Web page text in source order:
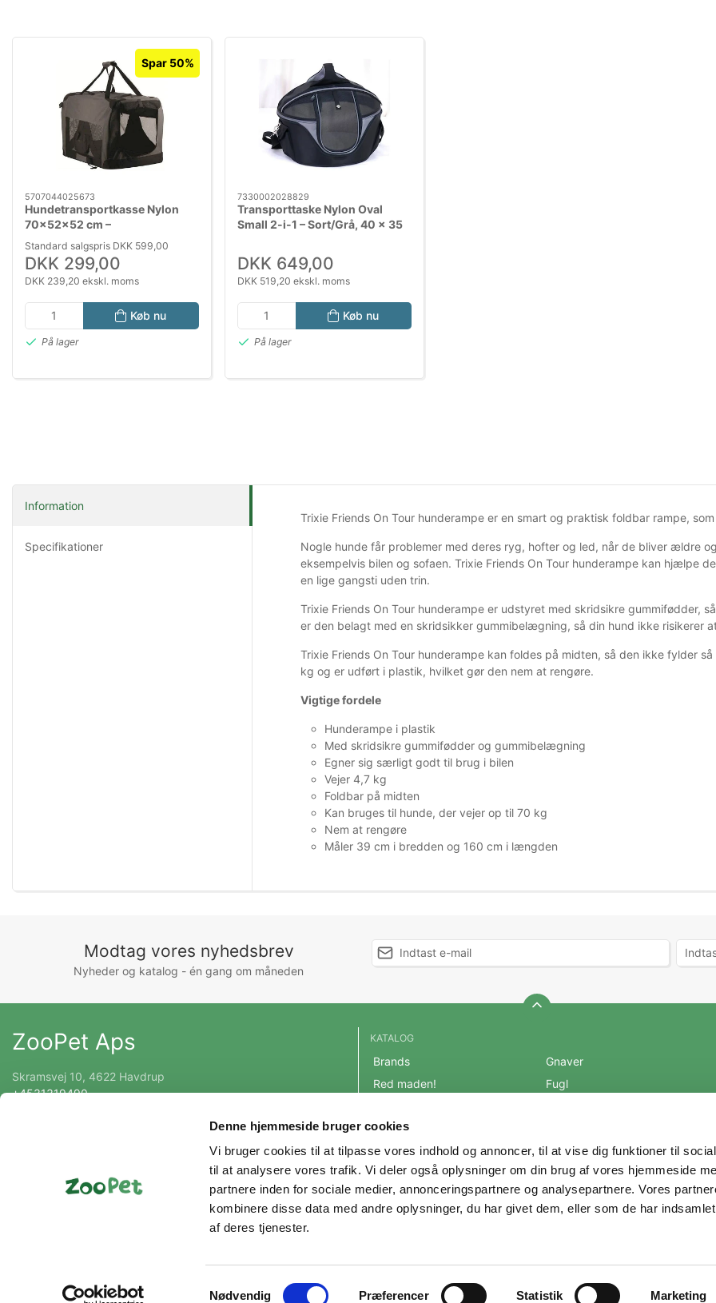
Denne hjemmeside bruger cookies
Vi bruger cookies til at tilpasse vores indhold og annoncer, til at vise dig funktioner til
til at analysere vores trafik. Vi deler også oplysninger om din brug af vores hjemmeside
partnere inden for sociale medier, annonceringspartnere og analysepartnere. Vores
kombinere disse data med andre oplysninger, du har givet dem, eller som de har
af deres tjenester.
Samtykkevalg
Nødvendig Præferencer Statistik Marketing
Spar 50%
5707044025673
Hundetransportkasse Nylon
70×52×52 cm –
Sammenklappelig
Transporttaske med
Stålrørsramme
Standard salgspris DKK 599,00
DKK 299,00
DKK 239,20 ekskl. moms
Køb nu
På lager
7330002028829
Transporttaske Nylon Oval
Small 2-i-1 – Sort/Grå, 40 × 35
DKK 649,00
DKK 519,20 ekskl. moms
Køb nu
På lager
Information
Specifikationer
Trixie Friends On Tour hunderampe er en smart og praktisk foldbar rampe,
Nogle hunde får problemer med deres ryg, hofter og led, når de bliver ældre
eksempelvis bilen og sofaen. Trixie Friends On Tour hunderampe kan
en lige gangsti uden trin.
Trixie Friends On Tour hunderampe er udstyret med skridsikre gummifødder,
er den belagt med en skridsikker gummibelægning, så din hund ikke risikerer
Trixie Friends On Tour hunderampe kan foldes på midten, så den ikke fylder
kg og er udført i plastik, hvilket gør den nem at rengøre.
Vigtige fordele
Hunderampe i plastik
Med skridsikre gummifødder og gummibelægning
Egner sig særligt godt til brug i bilen
Vejer 4,7 kg
Foldbar på midten
Kan bruges til hunde, der vejer op til 70 kg
Nem at rengøre
Måler 39 cm i bredden og 160 cm i længden
Modtag vores nyhedsbrev
Nyheder og katalog - én gang om måneden
ZooPet Aps
Skramsvej 10, 4622 Havdrup
+4531319490
KATALOG
Brands
Red maden!
Mest populære varer
OUTLET
Hund
Kat
Gnaver
Fugl
Hest
Andre Dyr
Veterinærfoder